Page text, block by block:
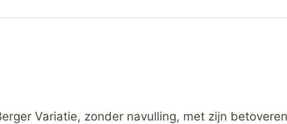
Variatie, zonder navulling, met zijn